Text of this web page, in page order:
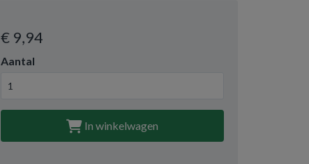
€ 9,94
Aantal
In winkelwagen